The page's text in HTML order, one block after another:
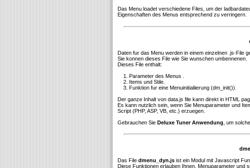
Das Menu loadet verschiedene Files, um der
Eigenschaften des Menus entsprechend zu verringern.
Daten fur das Menu werden in einem einzelnen .js-File
Sie konnen dieses File wie Sie wunschen umbennenen.
Dieses File enthalt:
1. Parameter des Menus .
2. Items und Stile.
3. Funktion fur eine Menuinitialiierung (dm_init()).
Der ganze Inhalt von data.js file kann direkt in HTML
Es kann nutzlich sein, wenn Sie Menuparameter und
Script (PHP, ASP, VB, etc.) erzuegen.
Gebrauchen Sie Deluxe Tuner Anwendung , um
Das File dmenu_dyn.js ist ein Modul mit Javascript
Diese Funktionen erlauben Ihnen, Menuparameter und